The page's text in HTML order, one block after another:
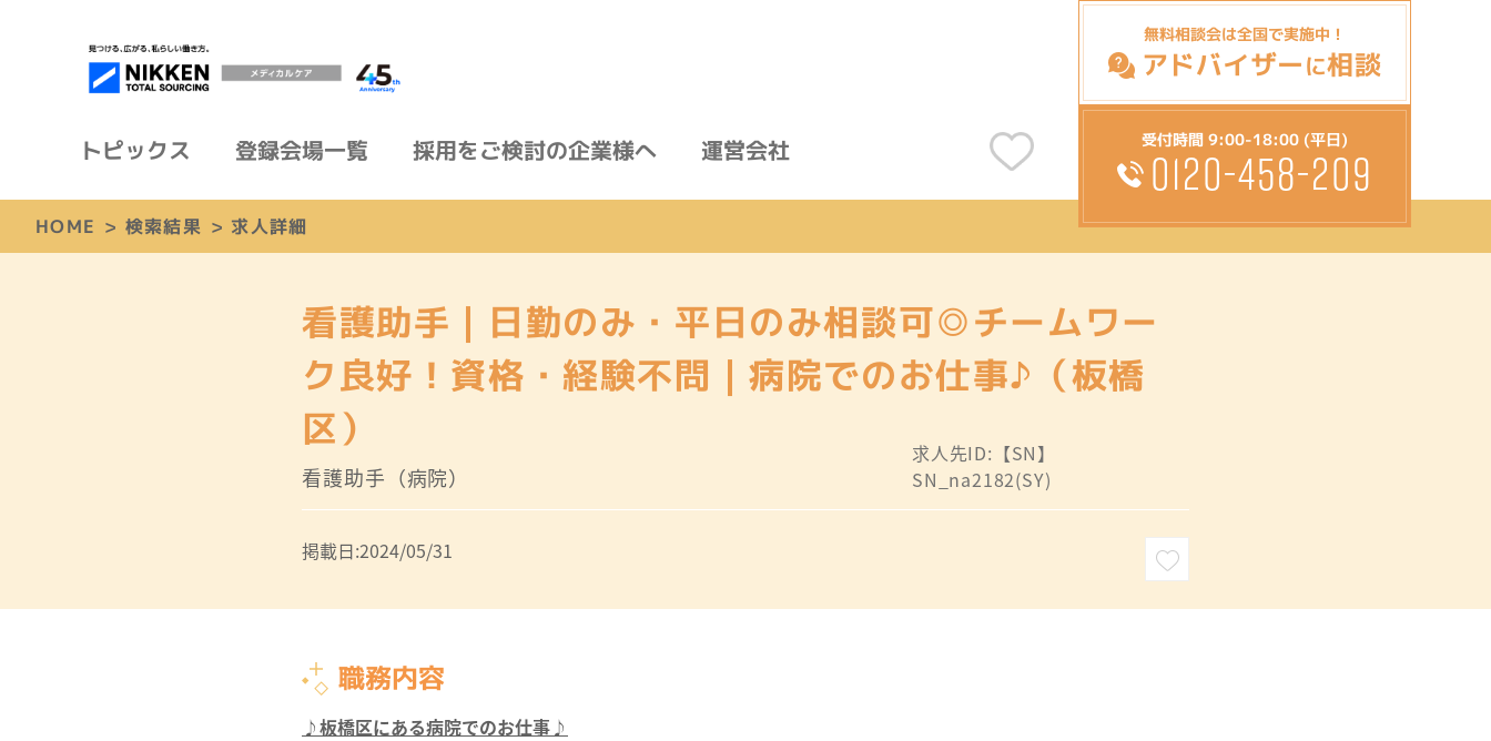
トピックス 登録会場一覧 採用をご検討の企業様へ 運営会社
無料相談会は全国で実施中！
アドバイザーに相談
受付時間 9:00-18:00 (平日)
0120-458-209
HOME > 検索結果 > 求人詳細
看護助手｜日勤のみ・平日のみ相談可◎チームワー
ク良好！資格・経験不問｜病院でのお仕事♪（板橋
区）
看護助手（病院）
求人先ID:【SN】
SN_na2182(SY)
掲載日:2024/05/31
職務内容
♪板橋区にある病院でのお仕事♪